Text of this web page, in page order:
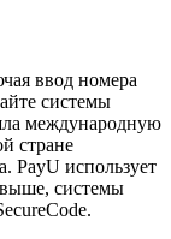
ввод номера
системы
международную
стране
PayU использует
выше, системы